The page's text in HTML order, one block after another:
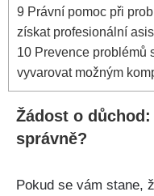
9 Právní pomoc při
získat profesionální
10 Prevence problémů
vyvarovat možným
Žádost o
správně?
Pokud se vám stane,